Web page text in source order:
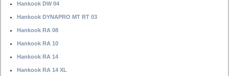
Hankook DW 04
Hankook DYNAPRO MT RT 03
Hankook RA 08
Hankook RA 10
Hankook RA 14
Hankook RA 14 XL